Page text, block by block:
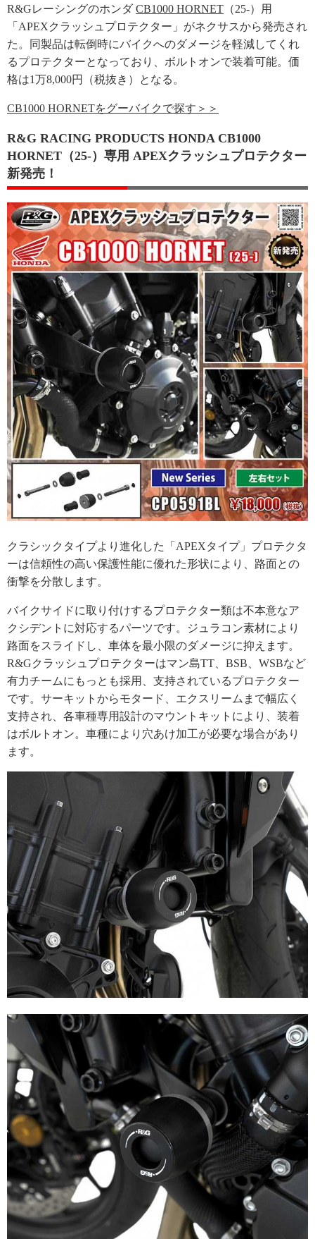
R&GレーシングのホンダCB1000 HORNET （25-）用
「APEXクラッシュプロテクター」がネクサスから発売され
た。同製品は転倒時にバイクへのダメージを軽減してくれ
るプロテクターとなっており、ボルトオンで装着可能。価
格は1万8,000円（税抜き）となる。
CB1000 HORNETをグーバイクで探す＞＞
R&G RACING PRODUCTS HONDA CB1000
HORNET（25-）専用 APEXクラッシュプロテクター
新発売！
クラシックタイプより進化した「APEXタイプ」プロテクタ
ーは信頼性の高い保護性能に優れた形状により、路面との
衝撃を分散します。
バイクサイドに取り付けするプロテクター類は不本意なア
クシデントに対応するパーツです。ジュラコン素材により
路面をスライドし、車体を最小限のダメージに抑えます。
R&Gクラッシュプロテクターはマン島TT、BSB、WSBなど
有力チームにもっとも採用、支持されているプロテクター
です。サーキットからモタード、エクスリームまで幅広く
支持され、各車種専用設計のマウントキットにより、装着
はボルトオン。車種により穴あけ加工が必要な場合があり
ます。